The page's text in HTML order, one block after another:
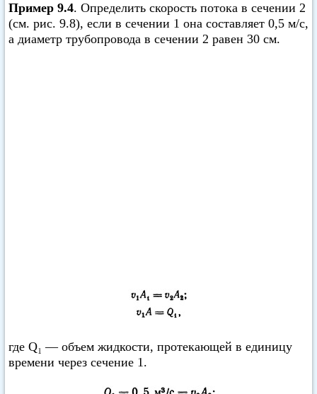
Пример 9.4. Определить скорость потока в сечении 2
(см. рис. 9.8), если в сечении 1 она составляет 0,5 м/с,
а диаметр трубопровода в сечении 2 равен 30 см.
где Q₁ — объем жидкости, протекающей в единицу
времени через сечение 1.